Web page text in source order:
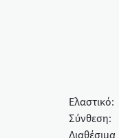
Ελαστικό:
Σύνθεση:
Διαθέσιμα